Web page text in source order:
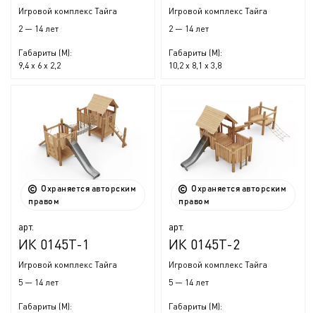
Игровой комплекс Тайга
2 — 14 лет
Габариты (М):
9,4 x 6 x 2,2
Игровой комплекс Тайга
2 — 14 лет
Габариты (М):
10,2 x 8,1 x 3,8
Охраняется авторским
правом
арт.
ИК 0145Т-1
Игровой комплекс Тайга
5 — 14 лет
Габариты (М):
Охраняется авторским
правом
арт.
ИК 0145Т-2
Игровой комплекс Тайга
5 — 14 лет
Габариты (М):